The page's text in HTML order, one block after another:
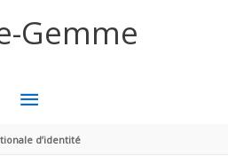
Gemme
MENU
PRINCIPAL
d’identité